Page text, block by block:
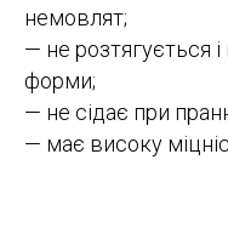
немовлят;
— не розтягується
форми;
— не сідає при
— має високу